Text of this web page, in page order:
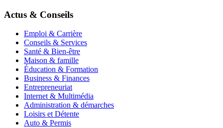
Actus & Conseils
Emploi & Carrière
Conseils & Services
Santé & Bien-être
Maison & famille
Éducation & Formation
Business & Finances
Entrepreneuriat
Internet & Multimédia
Administration & démarches
Loisirs et Détente
Auto & Permis